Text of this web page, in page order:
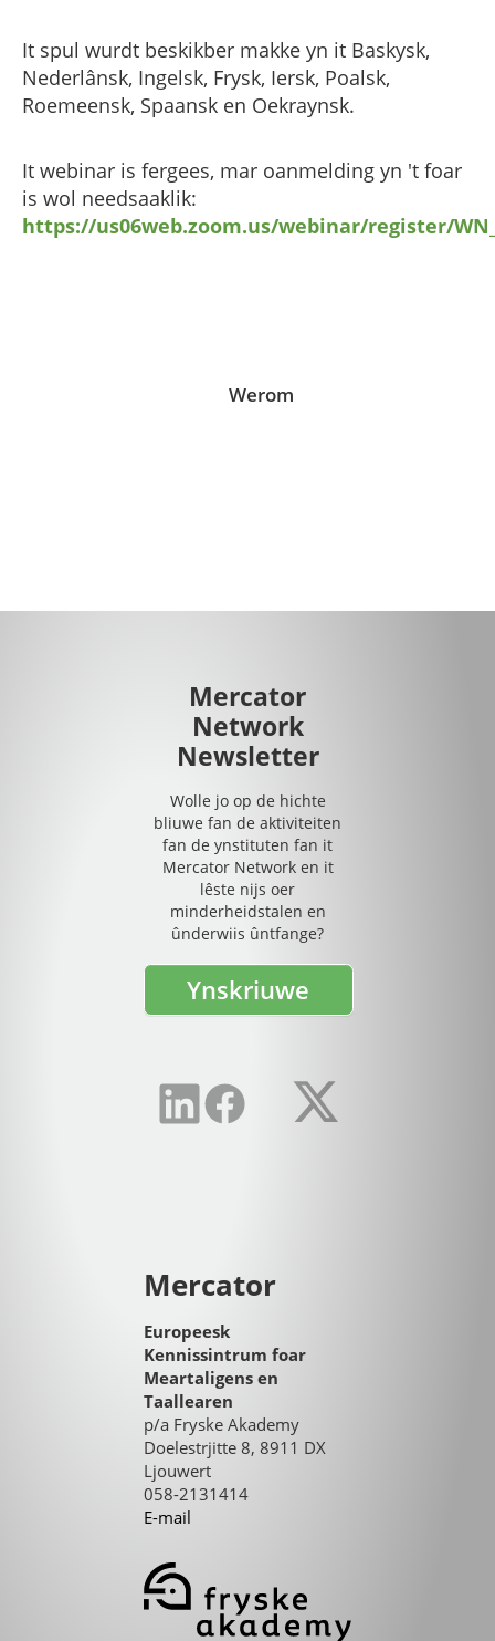
It spul wurdt beskikber makke yn it Baskysk,
Nederlânsk, Ingelsk, Frysk, Iersk, Poalsk,
Roemeensk, Spaansk en Oekraynsk.
It webinar is fergees, mar oanmelding yn 't foar
is wol needsaaklik:
https://us06web.zoom.us/webinar/register/
Werom
Mercator
Network
Newsletter
Wolle jo op de hichte
bliuwe fan de aktiviteiten
fan de ynstituten fan it
Mercator Network en it
lêste nijs oer
minderheidstalen en
ûnderwiis ûntfange?
Ynskriuwe
Mercator
Europeesk
Kennissintrum foar
Meartaligens en
Taallearen
p/a Fryske Akademy
Doelestrjitte 8, 8911 DX
Ljouwert
058-2131414
E-mail